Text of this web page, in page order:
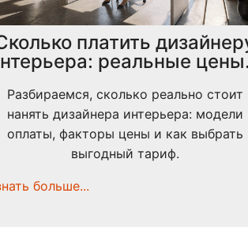
платить
реальные цены
Разбираемся, сколько реально стоит
нанять дизайнера интерьера: модели
оплаты, факторы цены и как выбрать
выгодный тариф.
больше...